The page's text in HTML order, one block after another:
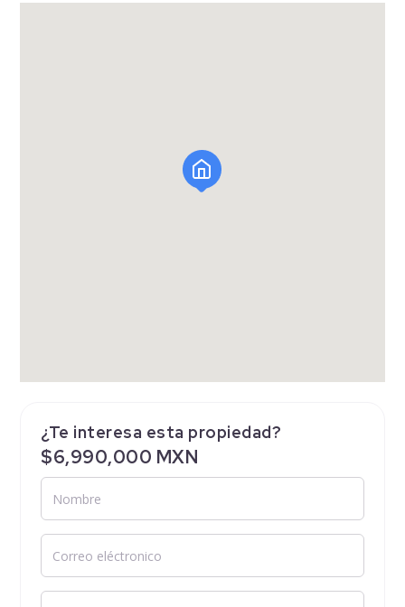
¿Te interesa esta propiedad?
$6,990,000 MXN